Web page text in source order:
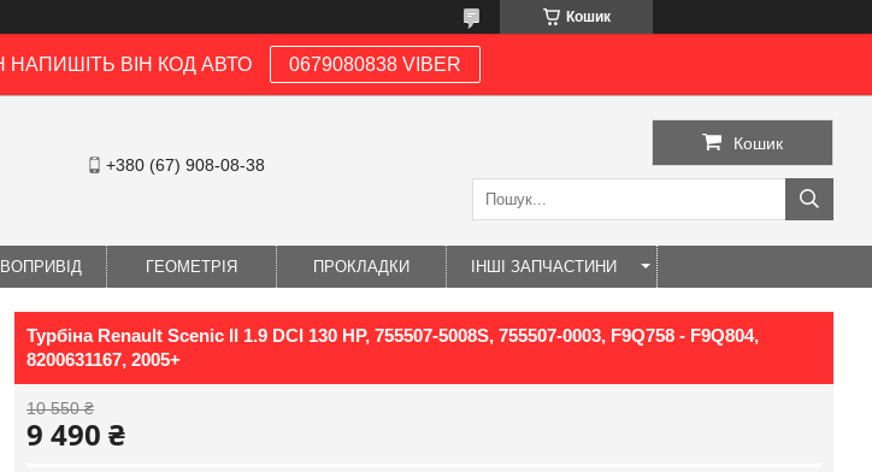
Кошик
НАПИШІТЬ ВІН КОД АВТО 0679080838 VIBER
+380 (67) 908-08-38
Кошик
ГЕОМЕТРІЯ ПРОКЛАДКИ ІНШІ ЗАПЧАСТИНИ
Турбіна Renault Scenic II 1.9 DCI 130 HP, 755507-5008S, 755507-0003, F9Q758 - F9Q804,
8200631167, 2005+
10 550 ₴
9 490 ₴